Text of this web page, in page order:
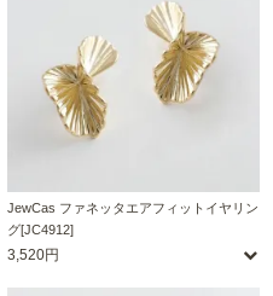
JewCas ファネッタエアフィットイヤリン
グ[JC4912]
3,520円